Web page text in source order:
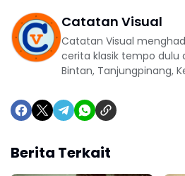
Catatan Visual
Catatan Visual
cerita klasik tempo dulu
Bintan, Tanjungpinang,
Berita Terkait